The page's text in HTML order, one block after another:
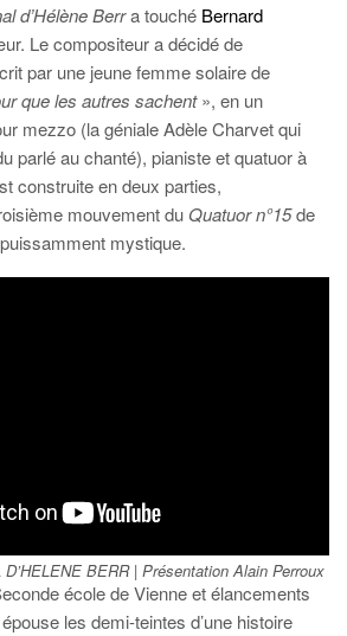
d’Hélène Berra touché Bernard
Le compositeur a décidé de
par une jeune femme solaire de
que les autres sachent», en un
mezzo (la géniale Adèle Charvet qui
parlé au chanté), pianiste et quatuor à
construite en deux parties,
mouvement du Quatuor n°15de
mystique.
BERR | Présentation Alain Perroux
école de Vienne et élancements
les demi-teintes d’une histoire